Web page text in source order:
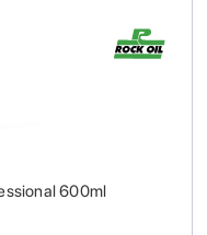
600ml